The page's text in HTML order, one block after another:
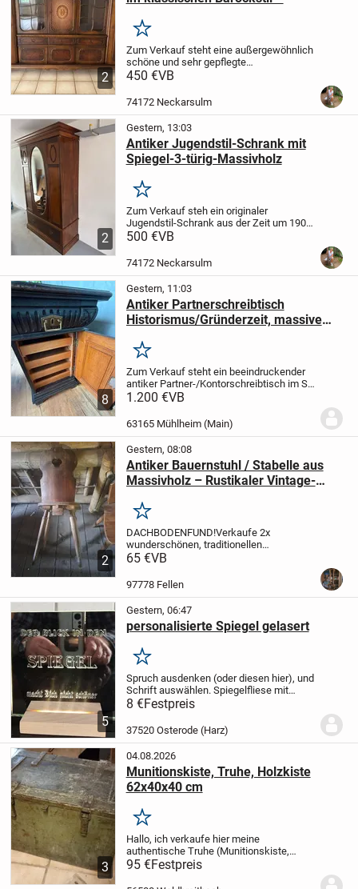
2
Merken
Zum Verkauf steht eine außergewöhnlich
schöne und sehr gepflegte
Wohnzimmerschrankwand im
die elegante Nussbaum-Optik, die
geschwungenen Glastüren, das...
450 €VB
74172 Neckarsulm
2
Gestern, 13:03
Antiker Jugendstil-Schrank mit
Spiegel-3-türig-Massivholz
Merken
Zum Verkauf steh ein originaler
Jugendstil-Schrank aus der Zeit um 1900-
1920 Maße:
Höhe, 45 cm Tiefe(7 Haken, 1
500 €VB
74172 Neckarsulm
8
Gestern, 11:03
Antiker Partnerschreibtisch
Historismus/Gründerzeit, massive
Merken
Zum Verkauf steht ein beeindruckender
antiker Partner-/Kontorschreibtisch im Stil
des Historismus (Neorenaissance),
massiver Eiche, dunkel gebeizt.
1.200 €VB
63165 Mühlheim (Main)
2
Gestern, 08:08
Antiker Bauernstuhl / Stabelle aus
Massivholz – Rustikaler Vintage-
Merken
DACHBODENFUND!Verkaufe 2x
wunderschönen, traditionellen
Bauernstuhl (auch bekannt als Stabelle)
durch seine charakteristische
65 €VB
97778 Fellen
5
Gestern, 06:47
personalisierte Spiegel gelasert
Merken
Spruch ausdenken (oder diesen hier), und
Schrift auswählen.Spiegelfliese mit
Deinem Spruch gelasert.
Passende LED-Leuchte mit festem
Kabel und USB-Stecker 7,-€
8 €Festpreis
37520 Osterode (Harz)
3
04.08.2026
Munitionskiste, Truhe, Holzkiste
62x40x40 cm
Merken
Hallo, ich verkaufe hier meine
authentische Truhe (Munitionskiste,
Transportkiste) zum Festpreis. Die Truhe
ist aus den 1950er Jahren, sehr stabil,
95 €Festpreis